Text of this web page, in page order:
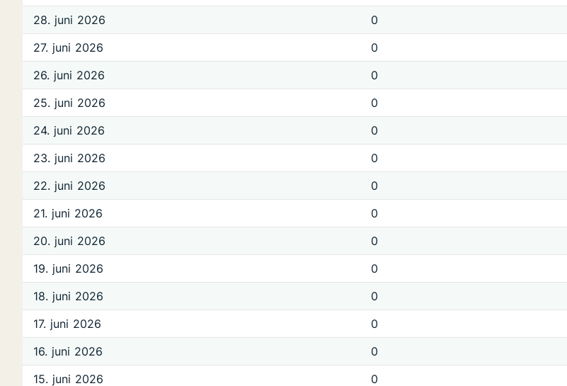
28. juni 2026
0
27. juni 2026
0
26. juni 2026
0
25. juni 2026
0
24. juni 2026
0
23. juni 2026
0
22. juni 2026
0
21. juni 2026
0
20. juni 2026
0
19. juni 2026
0
18. juni 2026
0
17. juni 2026
0
16. juni 2026
0
15. juni 2026
0